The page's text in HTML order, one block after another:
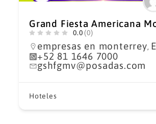
Grand Fiesta Americana
0.0 (0)
empresas en monterrey,
+52 81 1646 7000
gshfgmv@posadas.com
Hoteles